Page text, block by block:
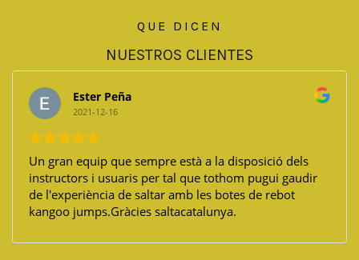
QUE DICEN
NUESTROS CLIENTES
Ester Peña
2021-12-16
Un gran equip que sempre està a la disposició dels
instructors i usuaris per tal que tothom pugui gaudir
de l'experiència de saltar amb les botes de rebot
kangoo jumps.Gràcies saltacatalunya.